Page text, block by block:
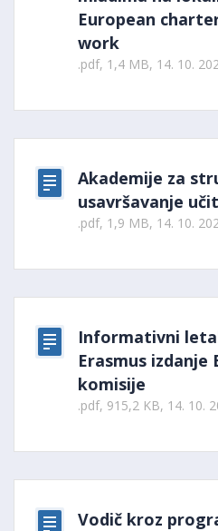
European
work
.pdf, 1,4 MB, 14. 10.
Akademije za
usavršavanje
.pdf, 1,9 MB, 14. 10.
Informativni
Erasmus izdanje
komisije
.pdf, 915,2 KB, 14. 10.
Vodič kroz